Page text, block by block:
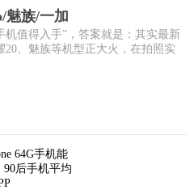
魅族/一加
值得入手”，答案就是：其实最新
20、魅族等机型正大火，在拍照实